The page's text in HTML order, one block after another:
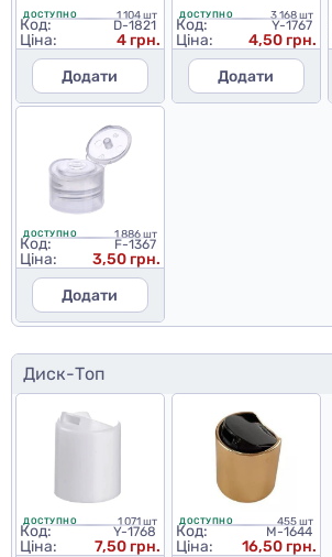
ДОСТУПНО 1 104 шт
Код: D-1821
Ціна:
4 грн.
Додати
ДОСТУПНО 3 168 шт
Код: Y-1767
Ціна:
4,50 грн.
Додати
ДОСТУПНО 1 886 шт
Код: F-1367
Ціна:
3,50 грн.
Додати
Диск-Топ
ДОСТУПНО 1 071 шт
Код: Y-1768
Ціна:
7,50 грн.
ДОСТУПНО 455 шт
Код: M-1644
Ціна:
16,50 грн.